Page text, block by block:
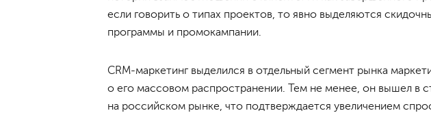
если говорить о типах проектов, то явно выделяются
программы и промокампании.
CRM-маркетинг выделился в отдельный сегмент рынка
о его массовом распространении. Тем не менее, он вышел в
на российском рынке, что подтверждается увеличением